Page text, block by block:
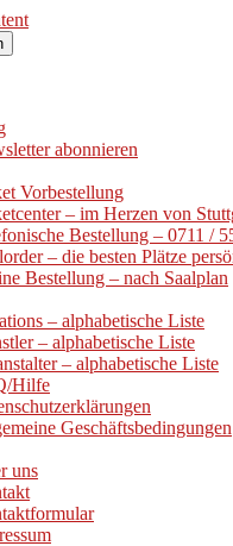
abonnieren
Vorbestellung
– im Herzen von
Bestellung – 0711 /
– die besten Plätze
Bestellung – nach Saalplan
– alphabetische Liste
– alphabetische Liste
– alphabetische Liste
Hilfe
Geschäftsbedingungen
uns